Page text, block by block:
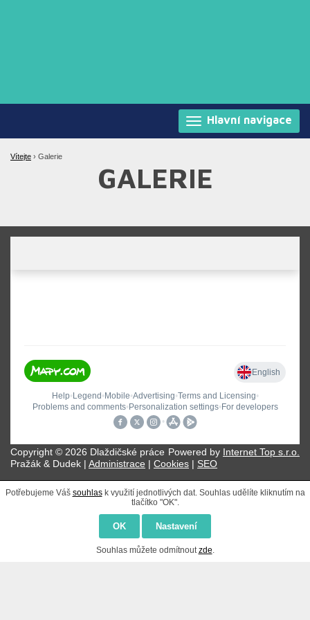
Hlavní navigace
Vítejte › Galerie
GALERIE
Powered by Internet Top s.r.o.
Copyright © 2026 Dlaždičské práce
Pražák & Dudek | Administrace | Cookies | SEO
Potřebujeme Váš souhlask využití jednotlivých dat. Souhlas udělíte kliknutím na
tlačítko "OK".
OK Nastavení
Souhlas můžete odmítnoutzde.